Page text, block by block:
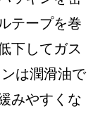
テープを巻
下してガス
は潤滑油で
みやすくな